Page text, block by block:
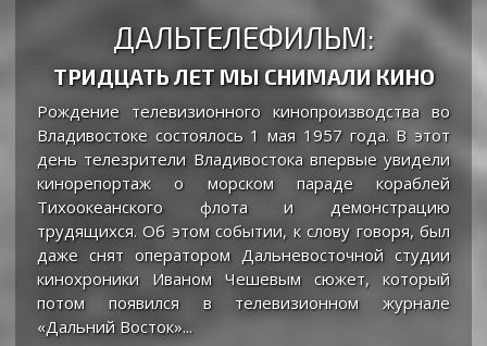
ДАЛЬТЕЛЕФИЛЬМ:
ТРИДЦАТЬ ЛЕТ МЫ СНИМАЛИ КИНО
Рождение телевизионного кинопроизводства во
Владивостоке состоялось 1 мая 1957 года. В этот
день телезрители Владивостока впервые увидели
кинорепортаж о морском параде кораблей
Тихоокеанского флота и демонстрацию
трудящихся. Об этом событии, к слову говоря, был
даже снят оператором Дальневосточной студии
кинохроники Иваном Чешевым сюжет, который
потом появился в телевизионном журнале
«Дальний Восток»...